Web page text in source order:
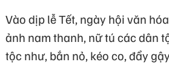
Vào dịp lễ Tết, ngày hội văn
ảnh nam thanh, nữ tú các dân
tộc như, bắn nỏ, kéo co, đẩy